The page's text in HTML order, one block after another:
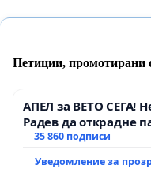
Петиции, промотирани
АПЕЛ за ВЕТО СЕГА!
Радев да открадне
тъмното
35 860 подписи
Уведомление за